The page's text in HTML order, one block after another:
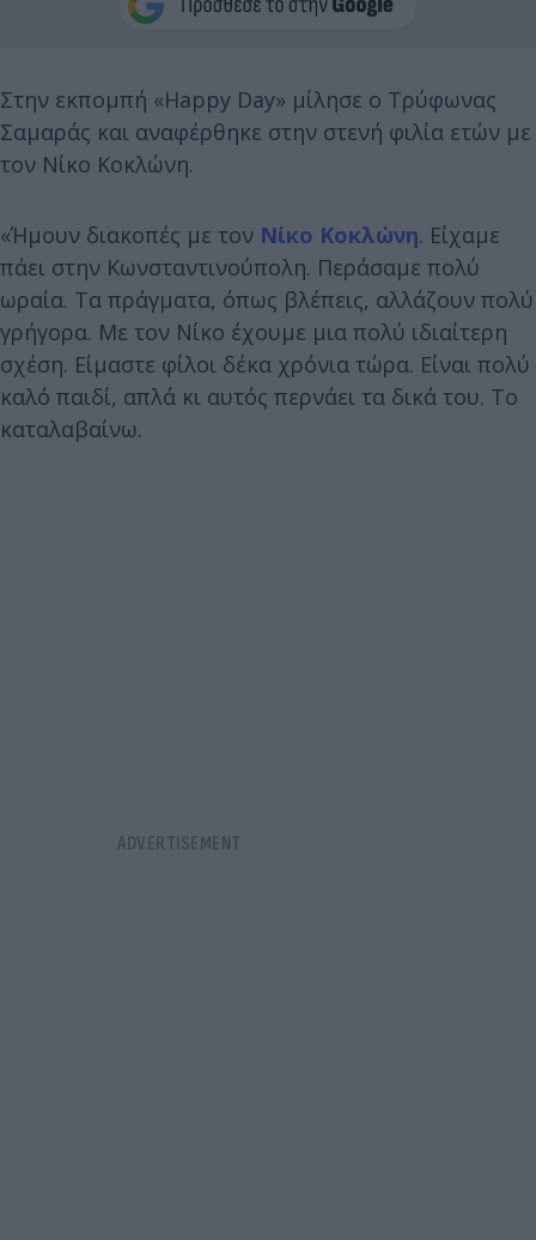
Στην εκπομπή «Happy Day» μίλησε ο Τρύφωνας
Σαμαράς και αναφέρθηκε στην στενή φιλία ετών με
τον Νίκο Κοκλώνη.
«Ήμουν διακοπές με τον Νίκο Κοκλώνη. Είχαμε
πάει στην Κωνσταντινούπολη. Περάσαμε πολύ
ωραία. Τα πράγματα, όπως βλέπεις, αλλάζουν πολύ
γρήγορα. Με τον Νίκο έχουμε μια πολύ ιδιαίτερη
σχέση. Είμαστε φίλοι δέκα χρόνια τώρα. Είναι πολύ
καλό παιδί, απλά κι αυτός περνάει τα δικά του. Το
καταλαβαίνω.